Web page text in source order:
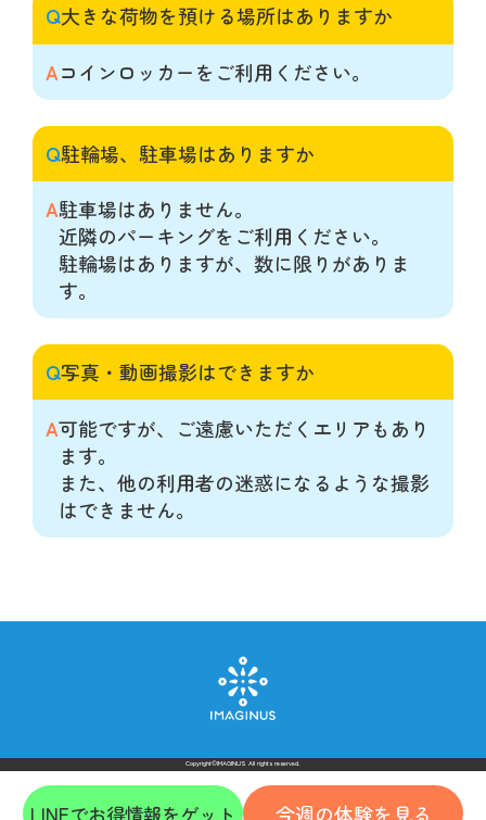
Q大きな荷物を預ける場所はありますか
Aコインロッカーをご利用ください。
Q駐輪場、駐車場はありますか
A駐車場はありません。
近隣のパーキングをご利用ください。
駐輪場はありますが、数に限りがありま
す。
Q写真・動画撮影はできますか
A可能ですが、ご遠慮いただくエリアもあり
ます。
また、他の利用者の迷惑になるような撮影
はできません。
Copyright©IMAGINUS All rights reserved.
LINEでお得情報をゲット 今週の体験を見る